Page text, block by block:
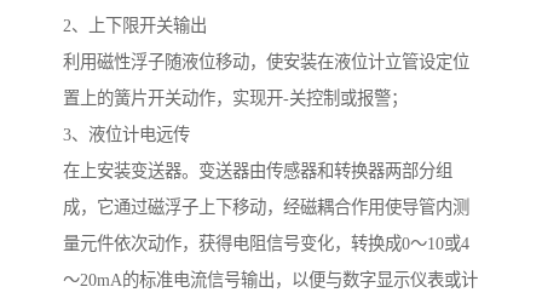
2、上下限开关输出
利用磁性浮子随液位移动，使安装在液位计立管设定位
置上的簧片开关动作，实现开-关控制或报警；
3、液位计电远传
在上安装变送器。变送器由传感器和转换器两部分组
成，它通过磁浮子上下移动，经磁耦合作用使导管内测
量元件依次动作，获得电阻信号变化，转换成0～10或4
～20mA的标准电流信号输出，以便与数字显示仪表或计